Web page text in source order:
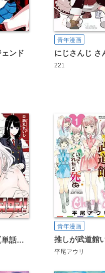
鮭夫
ンド
青年漫画
221
奴奴奴奴！【単話版】
青年漫画
平尾アウリ